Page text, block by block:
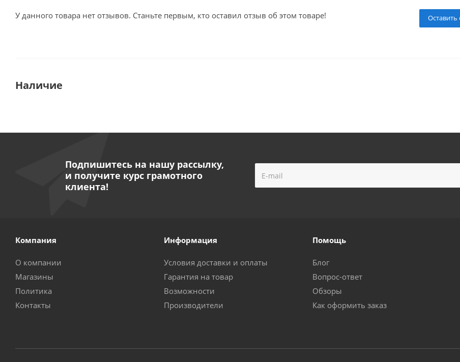
Оставить
У данного товара нет отзывов. Станьте первым, кто оставил отзыв об этом товаре!
Наличие
Подпишитесь на нашу рассылку,
и получите курс грамотного
клиента!
Компания
О компании
Магазины
Политика
Контакты
Информация
Условия доставки и оплаты
Гарантия на товар
Возможности
Производители
Помощь
Блог
Вопрос-ответ
Обзоры
Как оформить заказ